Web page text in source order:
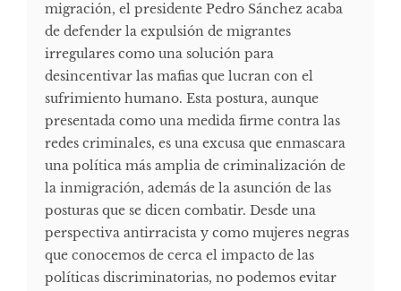
migración, el presidente Pedro Sánchez acaba
de defender la expulsión de migrantes
irregulares como una solución para
desincentivar las mafias que lucran con el
sufrimiento humano. Esta postura, aunque
presentada como una medida firme contra las
redes criminales, es una excusa que enmascara
una política más amplia de criminalización de
la inmigración, además de la asunción de las
posturas que se dicen combatir. Desde una
perspectiva antirracista y como mujeres negras
que conocemos de cerca el impacto de las
políticas discriminatorias, no podemos evitar